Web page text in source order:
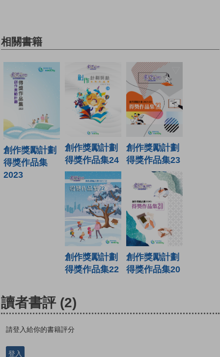
相關書籍
創作獎勵計劃
得獎作品集
2023
創作獎勵計劃
得獎作品集24
創作獎勵計劃
得獎作品集23
創作獎勵計劃
得獎作品集22
創作獎勵計劃
得獎作品集20
讀者書評 (2)
請登入給你的書籍評分
登入